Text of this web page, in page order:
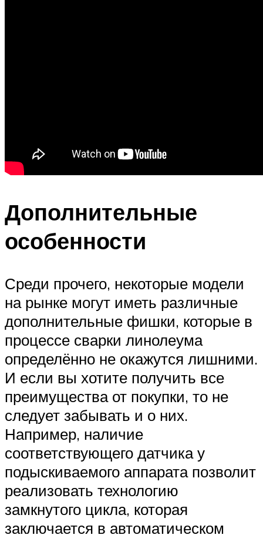
Дополнительные
особенности
Среди прочего, некоторые модели
на рынке могут иметь различные
дополнительные фишки, которые в
процессе сварки линолеума
определённо не окажутся лишними.
И если вы хотите получить все
преимущества от покупки, то не
следует забывать и о них.
Например, наличие
соответствующего датчика у
подыскиваемого аппарата позволит
реализовать технологию
замкнутого цикла, которая
заключается в автоматическом